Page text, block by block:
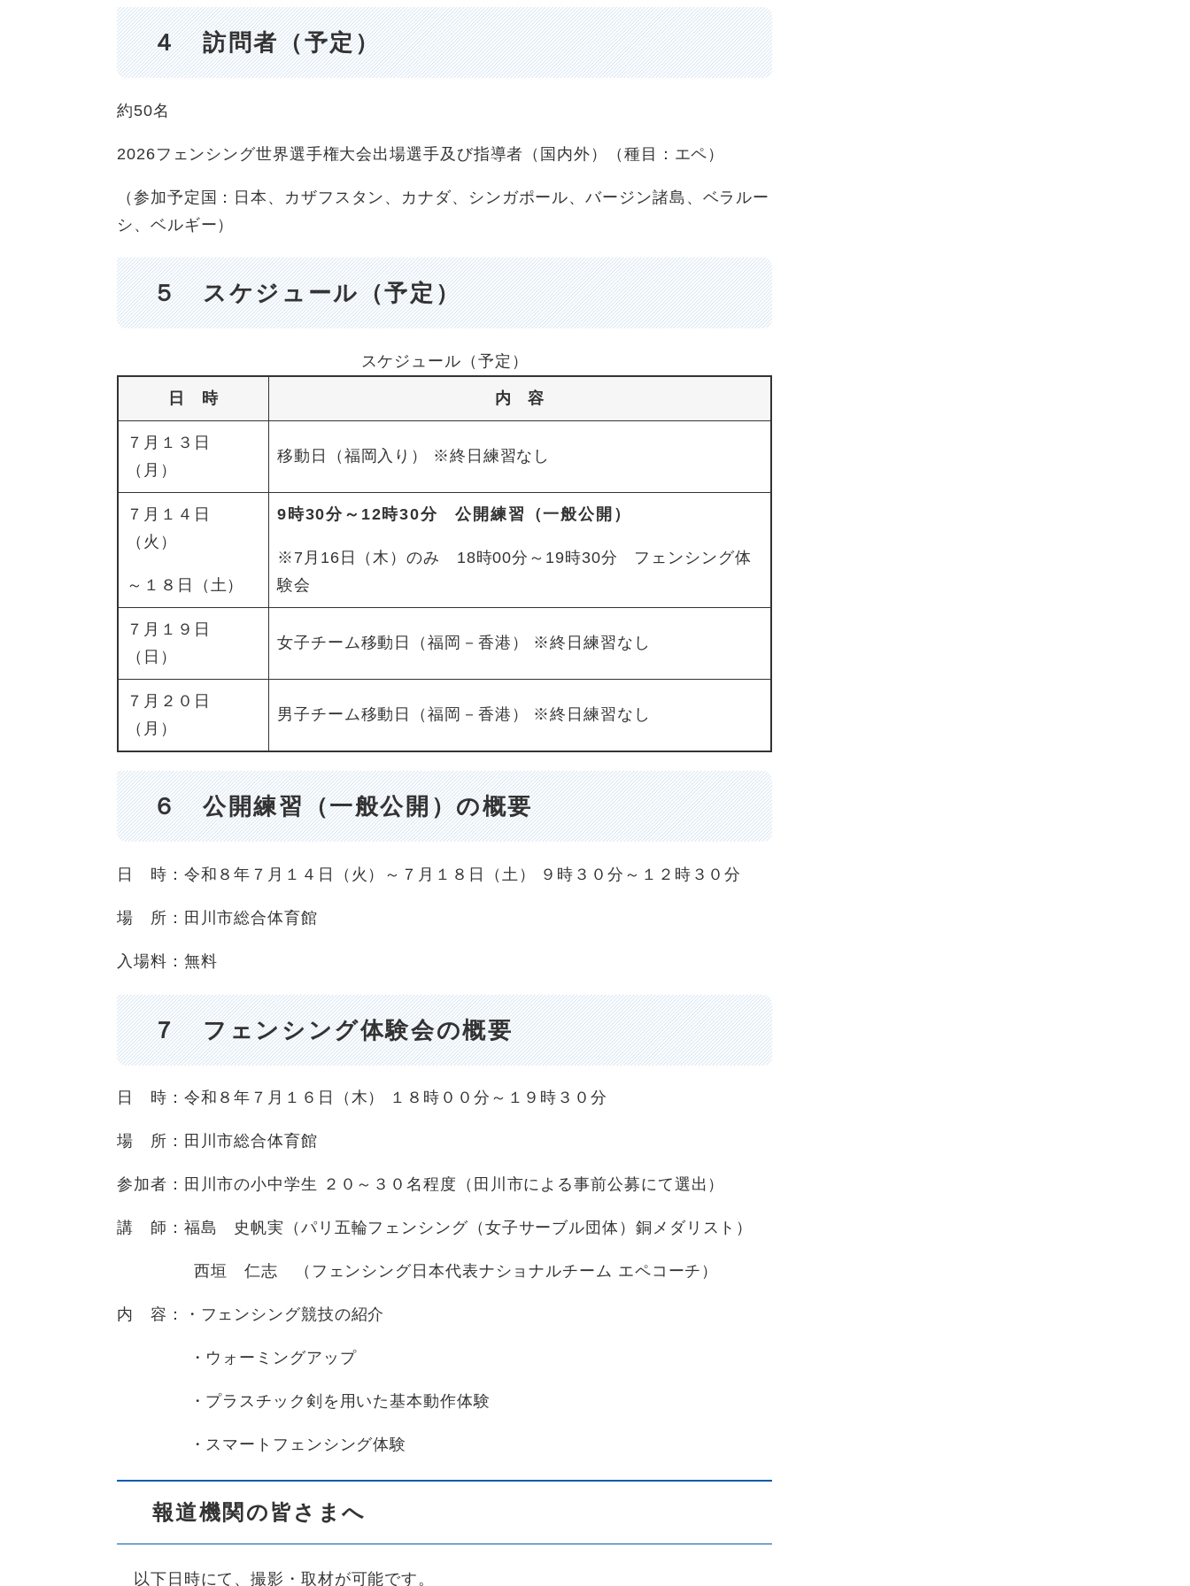
４ 訪問者（予定）
約50名
2026フェンシング世界選手権大会出場選手及び指導者（国内外）（種目：エペ）
（参加予定国：日本、カザフスタン、カナダ、シンガポール、バージン諸島、ベラルー
シ、ベルギー）
５ スケジュール（予定）
スケジュール（予定）
日 時 内 容
７月１３日
（月）
移動日（福岡入り） ※終日練習なし
７月１４日
（火）
～１８日（土）
9時30分～12時30分 公開練習（一般公開）
※7月16日（木）のみ 18時00分～19時30分 フェンシング体
験会
７月１９日
（日）
女子チーム移動日（福岡－香港） ※終日練習なし
７月２０日
（月）
男子チーム移動日（福岡－香港） ※終日練習なし
６ 公開練習（一般公開）の概要
日 時：令和８年７月１４日（火）～７月１８日（土） ９時３０分～１２時３０分
場 所：田川市総合体育館
入場料：無料
７ フェンシング体験会の概要
日 時：令和８年７月１６日（木） １８時００分～１９時３０分
場 所：田川市総合体育館
参加者：田川市の小中学生 ２０～３０名程度（田川市による事前公募にて選出）
講 師：福島 史帆実（パリ五輪フェンシング（女子サーブル団体）銅メダリスト）
西垣 仁志 （フェンシング日本代表ナショナルチーム エペコーチ）
内 容：・フェンシング競技の紹介
・ウォーミングアップ
・プラスチック剣を用いた基本動作体験
・スマートフェンシング体験
報道機関の皆さまへ
以下日時にて、撮影・取材が可能です。